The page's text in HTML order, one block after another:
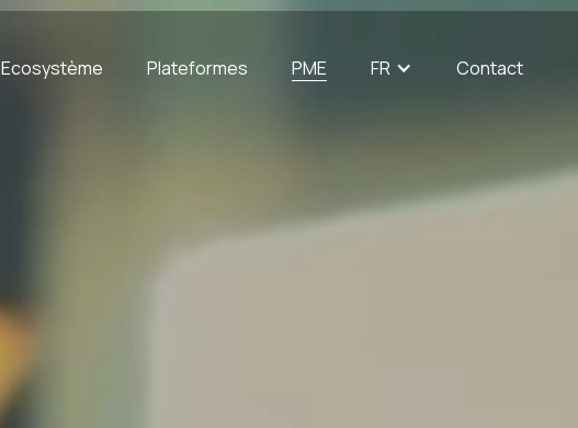
Ecosystème Plateformes PME FR Contact